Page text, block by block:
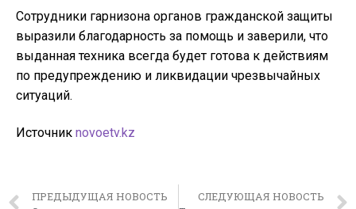
Сотрудники гарнизона органов гражданской защиты
выразили благодарность за помощь и заверили, что
выданная техника всегда будет готова к действиям
по предупреждению и ликвидации чрезвычайных
ситуаций.
Источник novoetv.kz
ПРЕДЫДУЩАЯ НОВОСТЬ СЛЕДУЮЩАЯ НОВОСТЬ